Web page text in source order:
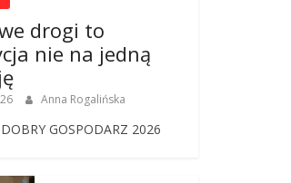
drogi to
nie na jedną
Anna Rogalińska
GOSPODARZ 2026